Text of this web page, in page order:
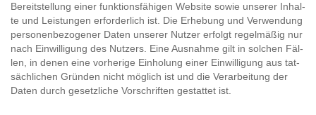
Be­reit­stel­lung einer funk­ti­ons­fä­hi­gen Web­site sowie un­se­rer In­hal­
te und Leis­tun­gen er­for­der­lich ist. Die Er­he­bung und Ver­wen­dung
per­so­nen­be­zo­ge­ner Daten un­se­rer Nut­zer er­folgt re­gel­mä­ßig nur
nach Ein­wil­li­gung des Nut­zers. Eine Aus­nah­me gilt in sol­chen Fäl­
len, in denen eine vor­he­ri­ge Ein­ho­lung einer Ein­wil­li­gung aus tat­
säch­li­chen Grün­den nicht mög­lich ist und die Ver­ar­bei­tung der
Daten durch ge­setz­li­che Vor­schrif­ten ge­stat­tet ist.